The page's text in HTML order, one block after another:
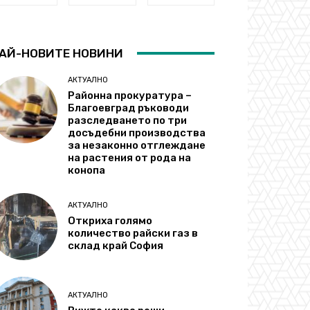
НОВИТЕ НОВИНИ
АКТУАЛНО
Районна прокуратура –
Благоевград ръководи
разследването по три
досъдебни производства
за незаконно отглеждане
на растения от рода на
конопа
АКТУАЛНО
Откриха голямо
количество райски газ в
склад край София
АКТУАЛНО